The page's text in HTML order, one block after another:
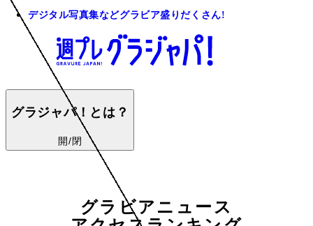
デジタル写真集などグラビア盛りだくさん!
グラジャパ！とは？
開/閉
グラビアニュース